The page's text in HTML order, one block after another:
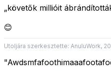
„követők millióit
😊
Utoljára szerkesztette: AnuluWork,